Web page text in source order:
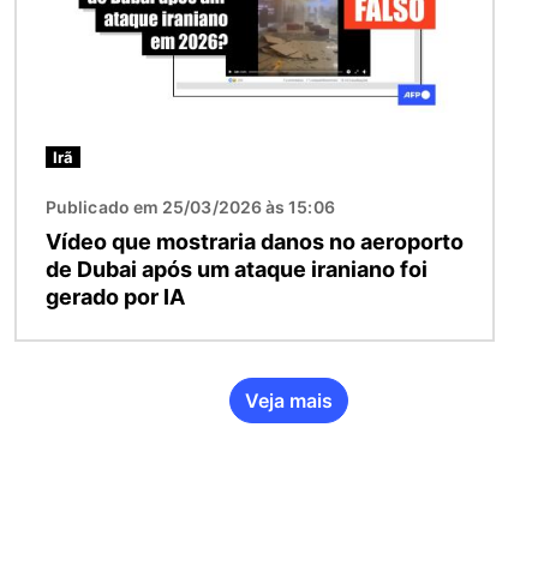
Irã
Publicado em 25/03/2026 às 15:06
Vídeo que mostraria danos no aeroporto
de Dubai após um ataque iraniano foi
gerado por IA
Veja mais